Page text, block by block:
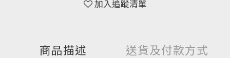
加入追蹤清單
商品描述 送貨及付款方式